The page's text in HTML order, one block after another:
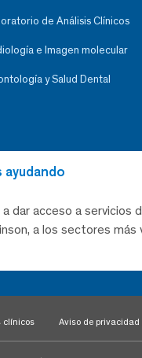
de Análisis Clínicos
e Imagen molecular
y Salud Dental
dar acceso a servicios
a los sectores
clínicos Aviso de